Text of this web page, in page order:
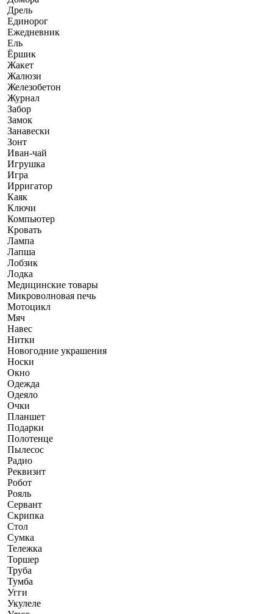
Дрель
Единорог
Ежедневник
Ель
Ёршик
Жакет
Жалюзи
Железобетон
Журнал
Забор
Замок
Занавески
Зонт
Иван-чай
Игрушка
Игра
Ирригатор
Каяк
Ключи
Компьютер
Кровать
Лампа
Лапша
Лобзик
Лодка
Медицинские товары
Микроволновая печь
Мотоцикл
Мяч
Навес
Нитки
Новогодние украшения
Носки
Окно
Одежда
Одеяло
Очки
Планшет
Подарки
Полотенце
Пылесос
Радио
Реквизит
Робот
Рояль
Сервант
Скрипка
Стол
Сумка
Тележка
Торшер
Труба
Тумба
Угги
Укулеле